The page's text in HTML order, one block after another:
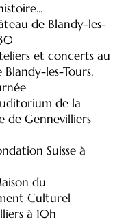
de Blandy-les-
et concerts au
les-Tours,
de la
de Gennevilliers
Suisse à
du
Culturel
à 10h